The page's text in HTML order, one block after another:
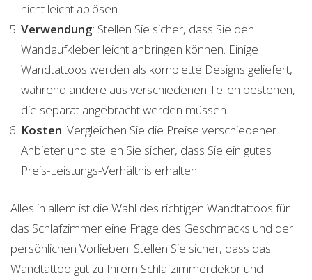
nicht leicht ablösen.
Verwendung: Stellen Sie sicher, dass Sie den
Wandaufkleber leicht anbringen können. Einige
Wandtattoos werden als komplette Designs geliefert,
während andere aus verschiedenen Teilen bestehen,
die separat angebracht werden müssen.
Kosten: Vergleichen Sie die Preise verschiedener
Anbieter und stellen Sie sicher, dass Sie ein gutes
Preis-Leistungs-Verhältnis erhalten.
Alles in allem ist die Wahl des richtigen Wandtattoos für
das Schlafzimmer eine Frage des Geschmacks und der
persönlichen Vorlieben. Stellen Sie sicher, dass das
Wandtattoo gut zu Ihrem Schlafzimmerdekor und -